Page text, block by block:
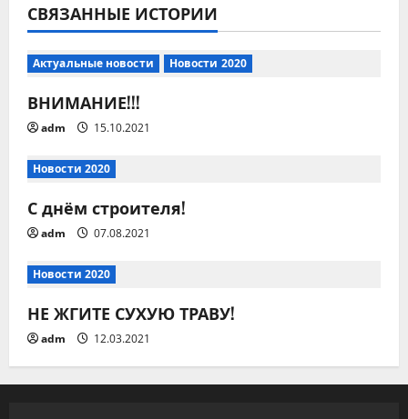
а
ц
и
я
п
о
з
а
п
и
СВЯЗАННЫЕ ИСТОРИИ
Актуальные новости Новости 2020
ВНИМАНИЕ!!!
adm 15.10.2021
Новости 2020
С днём строителя!
adm 07.08.2021
Новости 2020
НЕ ЖГИТЕ СУХУЮ ТРАВУ!
adm 12.03.2021